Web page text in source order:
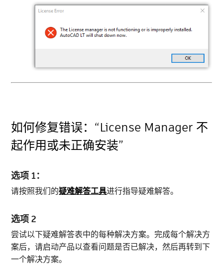
如何修复错误：“License Manager 不
起作用或未正确安装”
选项 1：
请按照我们的疑难解答工具进行指导疑难解答。
选项 2
尝试以下疑难解答表中的每种解决方案。完成每个解决方
案后，请启动产品以查看问题是否已解决，然后再转到下
一个解决方案。